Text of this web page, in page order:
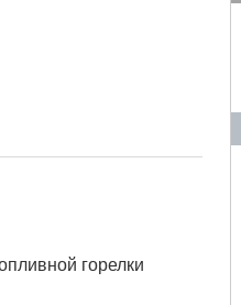
горелки